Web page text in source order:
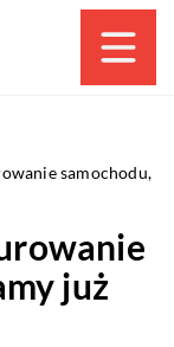
samochodu,
już